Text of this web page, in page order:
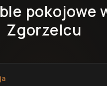
pokojowe
Zgorzelcu